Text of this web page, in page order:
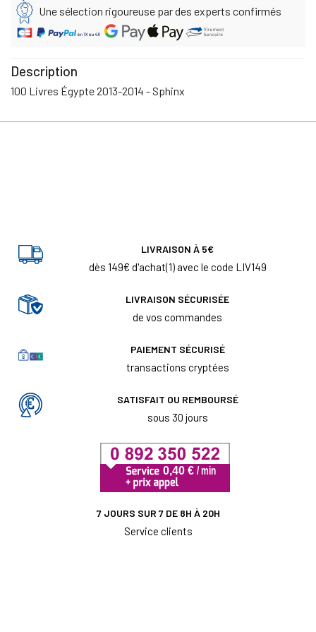
Une sélection rigoureuse par des experts confirmés
Description
100 Livres Égypte 2013-2014 - Sphinx
LIVRAISON À 5€
dès 149€ d'achat(1) avec le code LIV149
LIVRAISON SÉCURISÉE
de vos commandes
PAIEMENT SÉCURISÉ
transactions cryptées
SATISFAIT OU REMBOURSÉ
sous 30 jours
7 JOURS SUR 7 DE 8H À 20H
Service clients